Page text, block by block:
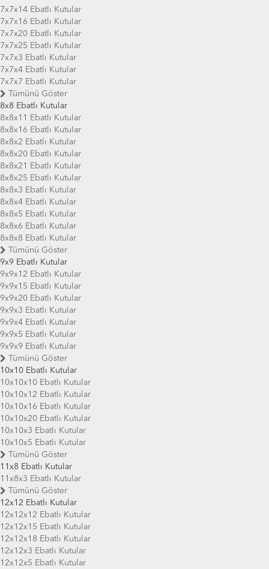
7x7x14 Ebatlı Kutular
7x7x16 Ebatlı Kutular
7x7x20 Ebatlı Kutular
7x7x25 Ebatlı Kutular
7x7x3 Ebatlı Kutular
7x7x4 Ebatlı Kutular
7x7x7 Ebatlı Kutular
Tümünü Göster
8x8 Ebatlı Kutular
8x8x11 Ebatlı Kutular
8x8x16 Ebatlı Kutular
8x8x2 Ebatlı Kutular
8x8x20 Ebatlı Kutular
8x8x21 Ebatlı Kutular
8x8x25 Ebatlı Kutular
8x8x3 Ebatlı Kutular
8x8x4 Ebatlı Kutular
8x8x5 Ebatlı Kutular
8x8x6 Ebatlı Kutular
8x8x8 Ebatlı Kutular
Tümünü Göster
9x9 Ebatlı Kutular
9x9x12 Ebatlı Kutular
9x9x15 Ebatlı Kutular
9x9x20 Ebatlı Kutular
9x9x3 Ebatlı Kutular
9x9x4 Ebatlı Kutular
9x9x5 Ebatlı Kutular
9x9x9 Ebatlı Kutular
Tümünü Göster
10x10 Ebatlı Kutular
10x10x10 Ebatlı Kutular
10x10x12 Ebatlı Kutular
10x10x16 Ebatlı Kutular
10x10x20 Ebatlı Kutular
10x10x3 Ebatlı Kutular
10x10x5 Ebatlı Kutular
Tümünü Göster
11x8 Ebatlı Kutular
11x8x3 Ebatlı Kutular
Tümünü Göster
12x12 Ebatlı Kutular
12x12x12 Ebatlı Kutular
12x12x15 Ebatlı Kutular
12x12x18 Ebatlı Kutular
12x12x3 Ebatlı Kutular
12x12x5 Ebatlı Kutular